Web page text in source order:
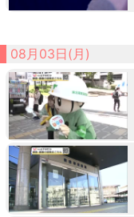
08月03日(月)